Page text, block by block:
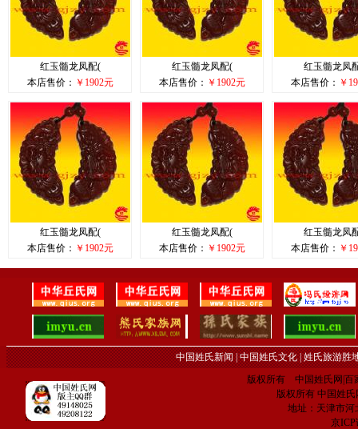
红玉髓龙凤配(
本店售价： ￥1902元
红玉髓龙凤配(
本店售价： ￥1902元
红玉髓龙凤
本店售价： ￥
红玉髓龙凤配(
本店售价： ￥1902元
红玉髓龙凤配(
本店售价： ￥1902元
红玉髓龙凤
本店售价： ￥
中国姓氏新闻|中国姓氏文化|姓氏旅游胜
版权所有 中国姓氏网|百
版权所有 中国姓氏
地址：天津市河
京ICP